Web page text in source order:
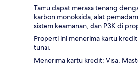
Tamu dapat merasa tenang
karbon monoksida, alat
sistem keamanan, dan P3K di
Properti ini menerima kartu
tunai.
Menerima kartu kredit: Visa,